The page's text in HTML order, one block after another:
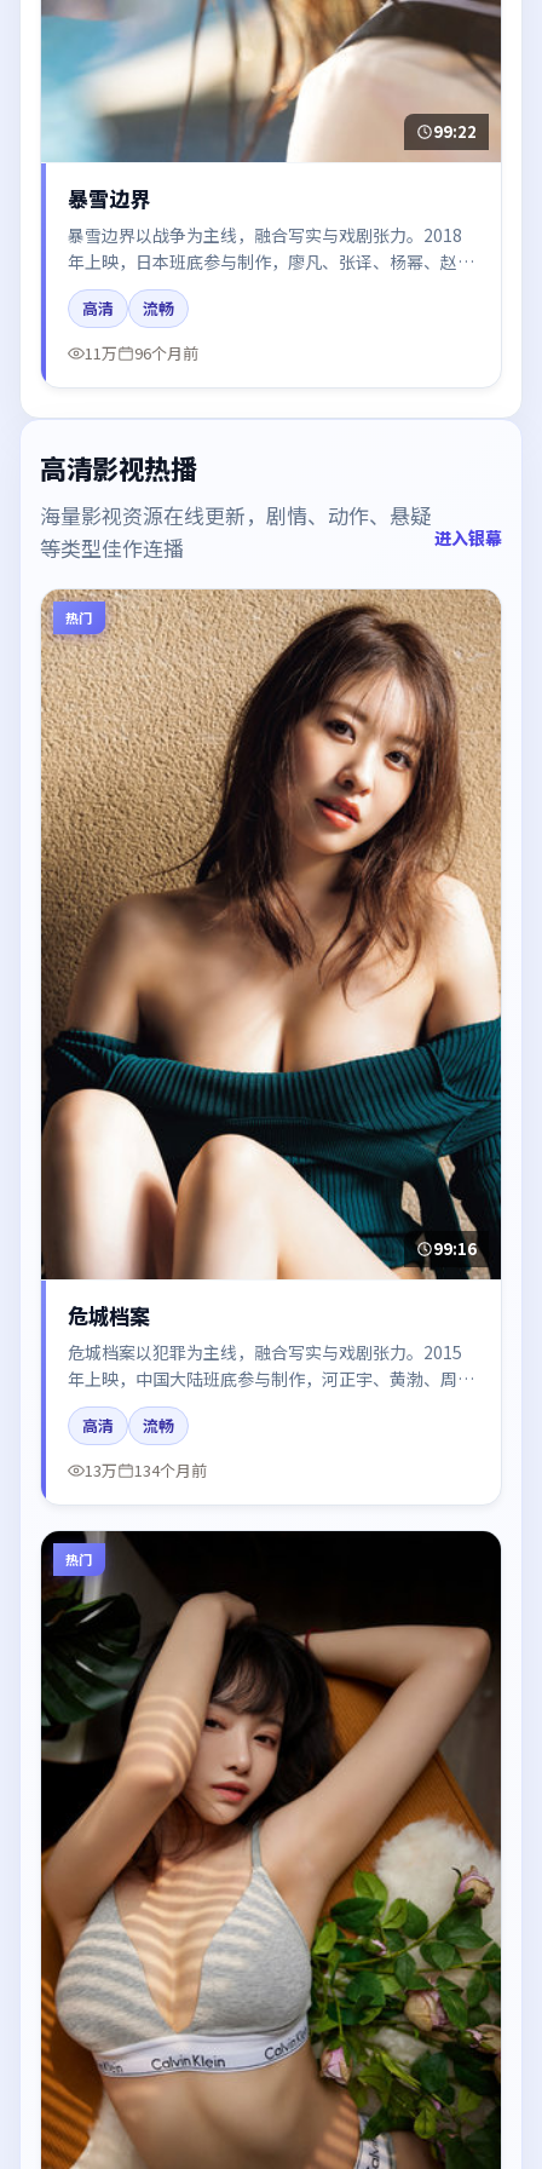
99:22
暴雪边界
暴雪边界以战争为主线，融合写实与戏剧张力。2018
年上映，日本班底参与制作，廖凡、张译、杨幂、赵丽
颖、咏梅在片中呈现细腻表演，影像风格统一，配乐与
剪辑强化了情绪曲线。
高清
流畅
11万
96个月前
高清影视热播
海量影视资源在线更新，剧情、动作、悬疑
等类型佳作连播
进入银幕
热门
99:16
危城档案
危城档案以犯罪为主线，融合写实与戏剧张力。2015
年上映，中国大陆班底参与制作，河正宇、黄渤、周冬
雨、秦海璐在片中呈现细腻表演，影像风格统一，配乐
与剪辑强化了情绪曲线。
高清
流畅
13万
134个月前
热门